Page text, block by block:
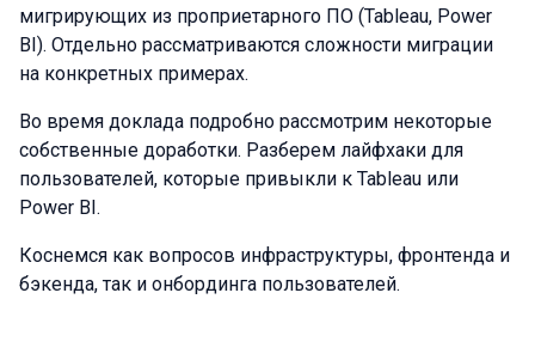
мигрирующих из проприетарного ПО (Tableau, Power
BI). Отдельно рассматриваются сложности миграции
на конкретных примерах.
Во время доклада подробно рассмотрим некоторые
собственные доработки. Разберем лайфхаки для
пользователей, которые привыкли к Tableau или
Power BI.
Коснемся как вопросов инфраструктуры, фронтенда и
бэкенда, так и онбординга пользователей.